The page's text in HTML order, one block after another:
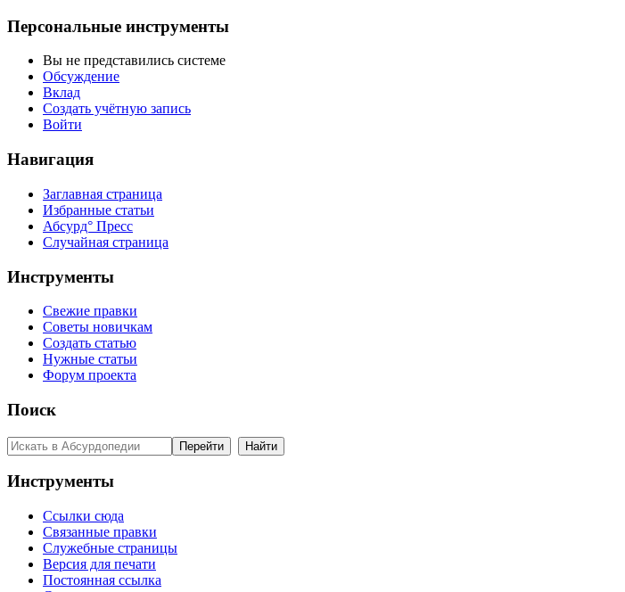
Персональные инструменты
Вы не представились системе
Обсуждение
Вклад
Создать учётную запись
Войти
Навигация
Заглавная страница
Избранные статьи
Абсурд° Пресс
Случайная страница
Инструменты
Свежие правки
Советы новичкам
Создать статью
Нужные статьи
Форум проекта
Поиск
Инструменты
Ссылки сюда
Связанные правки
Служебные страницы
Версия для печати
Постоянная ссылка